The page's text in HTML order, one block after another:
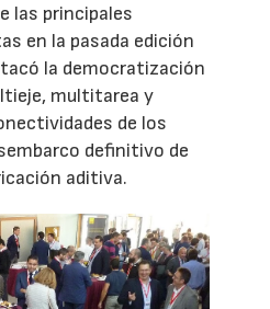
las principales
en la pasada edición
la democratización
multitarea y
de los
definitivo de
aditiva.